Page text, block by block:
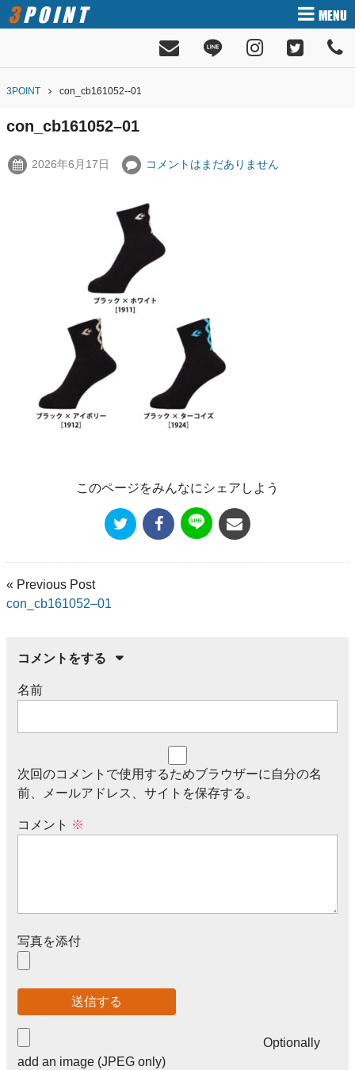
3POINT MENU
3POINT con_cb161052--01
con_cb161052–01
2026年6月17日 コメントはまだありません
このページをみんなにシェアしよう
« Previous Post
con_cb161052–01
コメントをする
名前
次回のコメントで使用するためブラウザーに自分の名
前、メールアドレス、サイトを保存する。
コメント ※
写真を添付
Optionally
add an image (JPEG only)